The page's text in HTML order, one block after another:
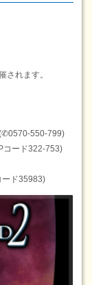
れます。
550-799)
コード322-753)
ード35983)